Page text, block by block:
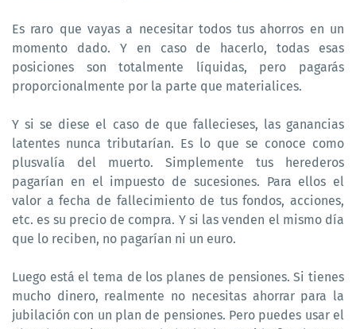
Es raro que vayas a necesitar todos tus ahorros en un
momento dado. Y en caso de hacerlo, todas esas
posiciones son totalmente líquidas, pero pagarás
proporcionalmente por la parte que materialices.
Y si se diese el caso de que fallecieses, las ganancias
latentes nunca tributarían. Es lo que se conoce como
plusvalía del muerto. Simplemente tus herederos
pagarían en el impuesto de sucesiones. Para ellos el
valor a fecha de fallecimiento de tus fondos, acciones,
etc. es su precio de compra. Y si las venden el mismo día
que lo reciben, no pagarían ni un euro.
Luego está el tema de los planes de pensiones. Si tienes
mucho dinero, realmente no necesitas ahorrar para la
jubilación con un plan de pensiones. Pero puedes usar el